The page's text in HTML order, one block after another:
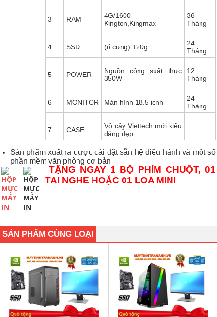
3 RAM
4G/1600
Kington,Kingmax
36
Tháng
4 SSD (ổ cứng) 120g
24
Tháng
5 POWER
Nguồn công suất thực
350W
12
Tháng
6 MONITOR Màn hình 18.5 icnh
24
Tháng
7 CASE
Vỏ cây Viettech mới kiểu
dáng đẹp
Sản phẩm xuất ra được cài đặt sẵn hệ điều hành và một số
phần mềm văn phòng cơ bản
TẶNG NGAY 1 BỘ PHÍM CHUỘT, 01
TAI NGHE HOẶC 01 LOA MINI
SẢN PHẨM CÙNG LOẠI